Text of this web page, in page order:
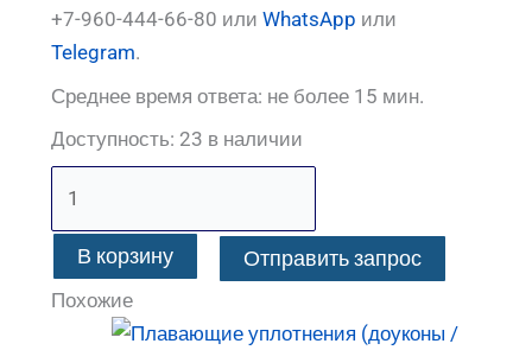
+7-960-444-66-80 илиWhatsApp или
Telegram.
Среднее время ответа: не более 15 мин.
Доступность: 23 в наличии
В корзину Отправить запрос
Похожие